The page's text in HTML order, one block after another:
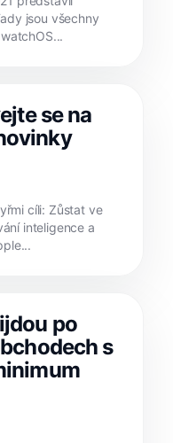
jsou všechny
se na
cíli: Zůstat ve
inteligence a
po
s